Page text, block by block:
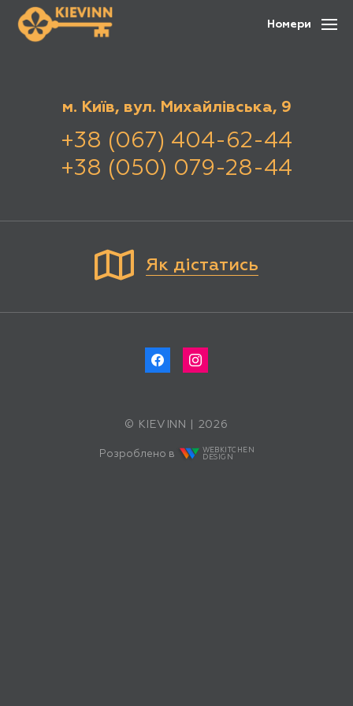
Номери
Як дістатись
м. Київ, вул. Михайлівська, 9
+38 (067) 404-62-44
+38 (050) 079-28-44
© KIEVINN | 2026
Розроблено в
WEBKITCHEN
DESIGN